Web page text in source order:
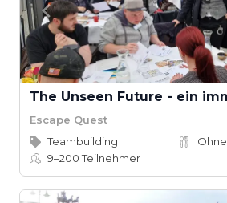
Escape Quest
Teambuilding
Ohne
9–200Teilnehmer